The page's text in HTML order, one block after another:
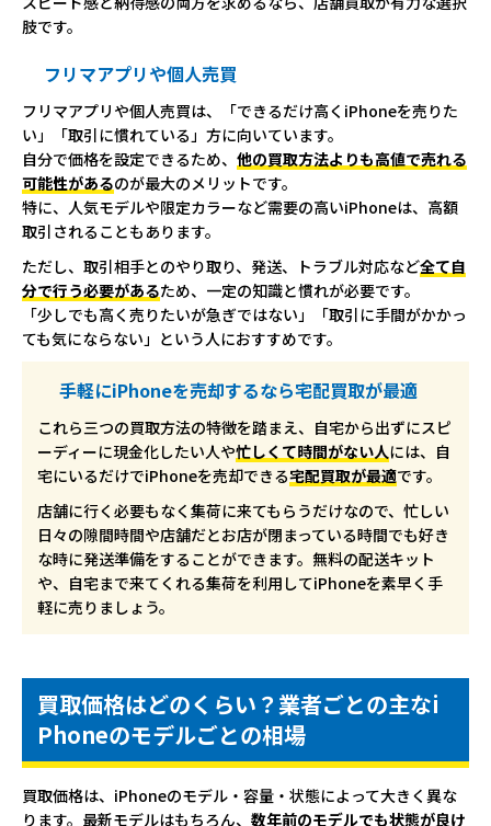
肢です。
フリマアプリや個人売買
フリマアプリや個人売買は、「できるだけ高くiPhoneを売りた
い」「取引に慣れている」方に向いています。
自分で価格を設定できるため、 他の買取方法よりも高値で売れる
可能性があるのが最大のメリットです。
特に、人気モデルや限定カラーなど需要の高いiPhoneは、高額
取引されることもあります。
ただし、取引相手とのやり取り、発送、トラブル対応など全て自
分で行う必要があるため、一定の知識と慣れが必要です。
「少しでも高く売りたいが急ぎではない」「取引に手間がかかっ
ても気にならない」という人におすすめです。
手軽にiPhoneを売却するなら宅配買取が最適
これら三つの買取方法の特徴を踏まえ、自宅から出ずにスピ
ーディーに現金化したい人や忙しくて時間がない人には、自
宅にいるだけでiPhoneを売却できる宅配買取が最適です。
店舗に行く必要もなく集荷に来てもらうだけなので、忙しい
日々の隙間時間や店舗だとお店が閉まっている時間でも好き
な時に発送準備をすることができます。無料の配送キット
や、自宅まで来てくれる集荷を利用してiPhoneを素早く手
軽に売りましょう。
買取価格はどのくらい？業者ごとの主なi
Phoneのモデルごとの相場
買取価格は、iPhoneのモデル・容量・状態によって大きく異な
ります。最新モデルはもちろん、 数年前のモデルでも状態が良け